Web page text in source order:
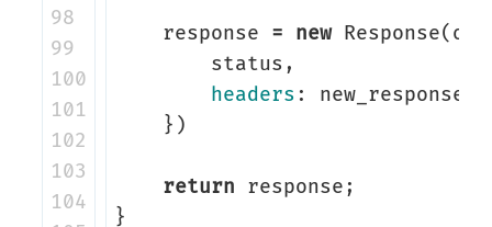
98
99
100
101
102
103
104
response = new Response(
status ,
headers :
})
return response ;
}